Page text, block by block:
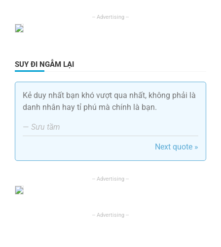
SUY ĐI NGẪM LẠI
Kẻ duy nhất bạn khó vượt qua nhất, không phải là
danh nhân hay tỉ phú mà chính là bạn.
— Sưu tầm
Next quote »